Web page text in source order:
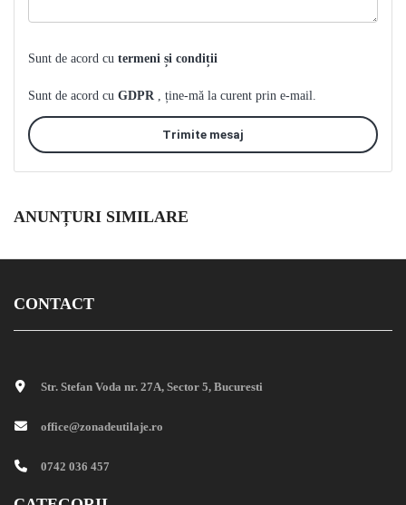
Sunt de acord cu termeni și condiții
Sunt de acord cu GDPR , ține-mă la curent prin e-mail.
Trimite mesaj
ANUNȚURI SIMILARE
CONTACT
Str. Stefan Voda nr. 27A, Sector 5, Bucuresti
office@zonadeutilaje.ro
0742 036 457